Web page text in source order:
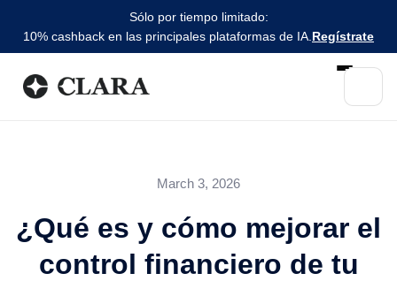
Sólo por tiempo limitado:
10% cashback en las principales plataformas de IA. Regístrate
March 3, 2026
¿Qué es y cómo mejorar el
control financiero de tu